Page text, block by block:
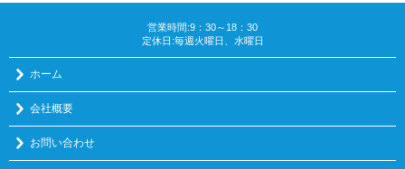
営業時間:9：30～18：30
定休日:毎週火曜日、水曜日
ホーム
会社概要
お問い合わせ